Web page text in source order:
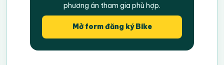
phương án tham gia phù hợp.
Mở form đăng ký Bike